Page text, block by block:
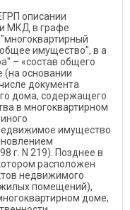
описании
МКД в графе
имущество", в а
– «состав общего
(на основании
документа
дома, содержащего
в многоквартирном
имущество
г. N 219). Позднее в
расположен
недвижимого
помещений),
доме,